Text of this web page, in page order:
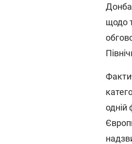
щодо
одній